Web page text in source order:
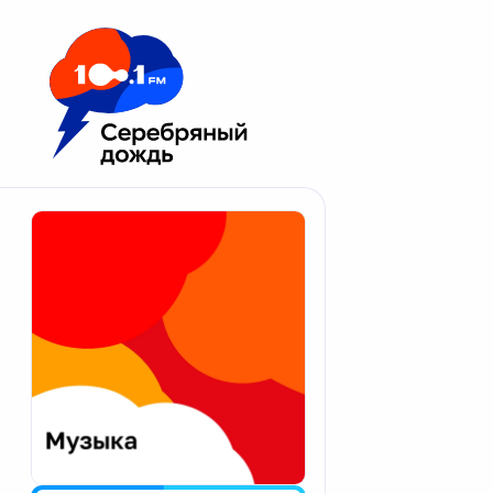
Москва 100.1 FM
Апатиты
Екатеринбург
Калининград
Калуга